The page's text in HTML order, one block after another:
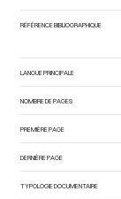
RÉFÉRENCE BIBLIOGRAPHIQUE
LANGUE PRINCIPALE
NOMBRE DE PAGES
PREMIÈRE PAGE
DERNIÈRE PAGE
TYPOLOGIE DOCUMENTAIRE